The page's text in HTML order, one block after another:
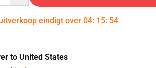
eindigt over 04: 15: 54
to United States